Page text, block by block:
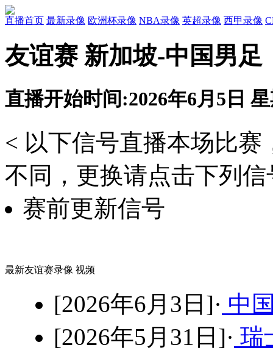
直播首页 最新录像 欧洲杯录像 NBA录像 英超录像 西甲录像
友谊赛 新加坡-中国男足
直播开始时间:2026年6月5日
< 以下信号直播本场比
不同，更换请点击下列信
赛前更新信号
最新友谊赛录像 视频
[2026年6月3日]· 中
[2026年5月31日]· 瑞